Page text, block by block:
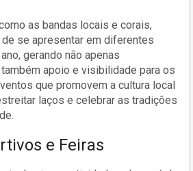
as bandas locais e corais,
se apresentar em diferentes
gerando não apenas
apoio e visibilidade para os
que promovem a cultura local
laços e celebrar as tradições
e Feiras